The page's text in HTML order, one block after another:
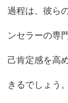
過程は、彼ら
ンセラーの専
己肯定感を高
きるでしょう。